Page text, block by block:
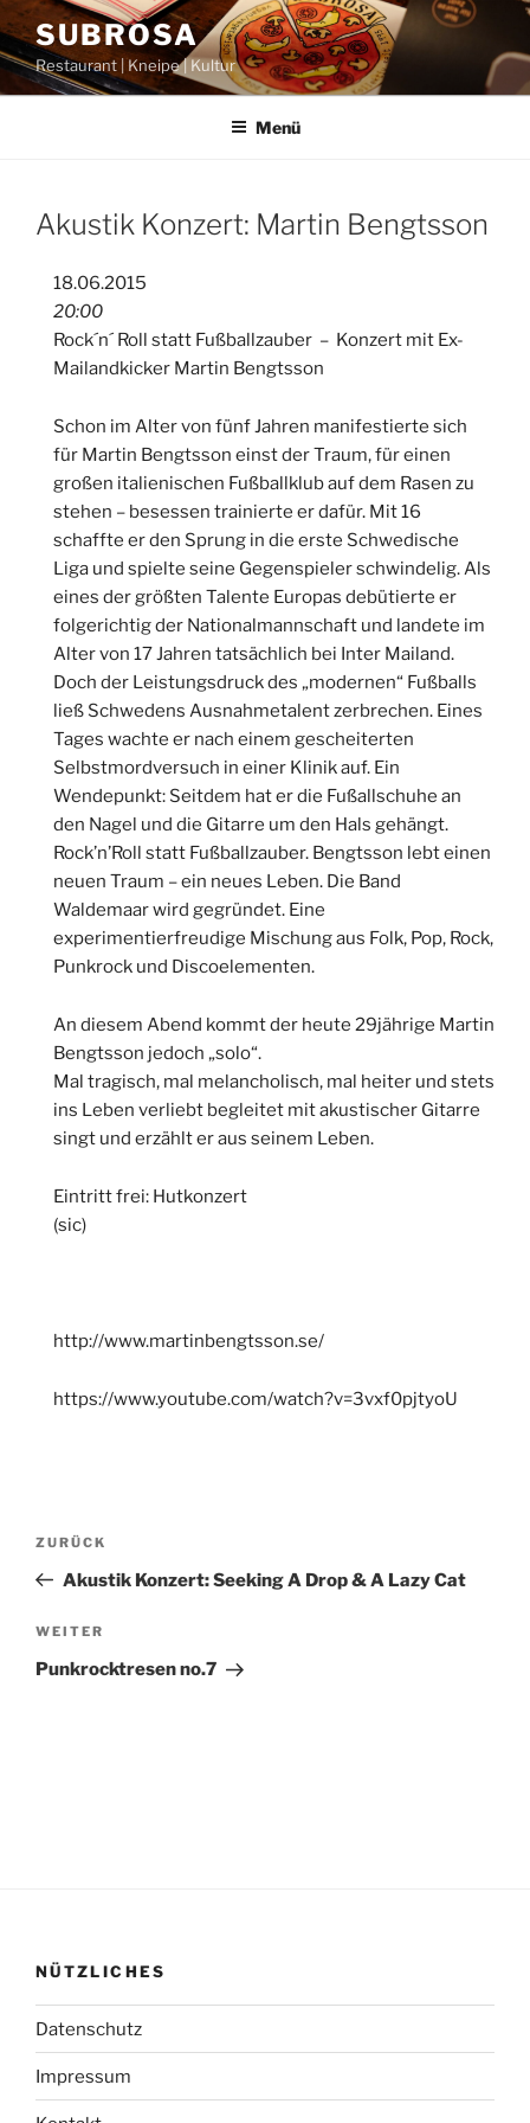
Zum
Inhalt
springen
SUBROSA
Restaurant | Kneipe | Kultur
Menü
Akustik Konzert: Martin Bengtsson
18.06.2015
20:00
Rock´n´ Roll statt Fußballzauber – Konzert mit Ex-
Mailandkicker Martin Bengtsson
Schon im Alter von fünf Jahren manifestierte sich
für Martin Bengtsson einst der Traum, für einen
großen italienischen Fußballklub auf dem Rasen zu
stehen – besessen trainierte er dafür. Mit 16
schaffte er den Sprung in die erste Schwedische
Liga und spielte seine Gegenspieler schwindelig. Als
eines der größten Talente Europas debütierte er
folgerichtig der Nationalmannschaft und landete im
Alter von 17 Jahren tatsächlich bei Inter Mailand.
Doch der Leistungsdruck des „modernen“ Fußballs
ließ Schwedens Ausnahmetalent zerbrechen. Eines
Tages wachte er nach einem gescheiterten
Selbstmordversuch in einer Klinik auf. Ein
Wendepunkt: Seitdem hat er die Fußallschuhe an
den Nagel und die Gitarre um den Hals gehängt.
Rock’n’Roll statt Fußballzauber. Bengtsson lebt einen
neuen Traum – ein neues Leben. Die Band
Waldemaar wird gegründet. Eine
experimentierfreudige Mischung aus Folk, Pop, Rock,
Punkrock und Discoelementen.
An diesem Abend kommt der heute 29jährige Martin
Bengtsson jedoch „solo“.
Mal tragisch, mal melancholisch, mal heiter und stets
ins Leben verliebt begleitet mit akustischer Gitarre
singt und erzählt er aus seinem Leben.
Eintritt frei: Hutkonzert
(sic)
http://www.martinbengtsson.se/
https://www.youtube.com/watch?v=3vxf0pjtyoU
Beitragsnavigation
Vorheriger
Beitrag
ZURÜCK
Akustik Konzert: Seeking A Drop & A Lazy Cat
Nächster
Beitrag
WEITER
Punkrocktresen no.7
NÜTZLICHES
Datenschutz
Impressum